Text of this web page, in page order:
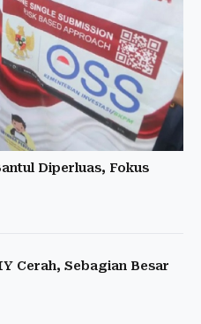
Diperluas, Fokus
Cerah, Sebagian Besar